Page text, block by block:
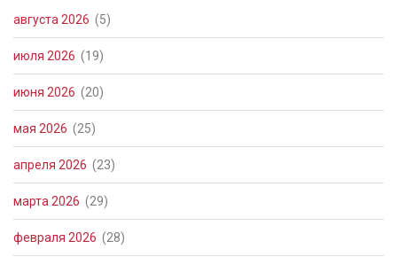
августа 2026 (5)
июля 2026 (19)
июня 2026 (20)
мая 2026 (25)
апреля 2026 (23)
марта 2026 (29)
февраля 2026 (28)